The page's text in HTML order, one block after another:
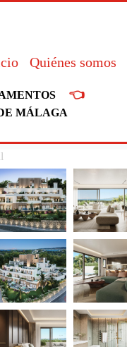
Quiénes somos
👈
MÁLAGA